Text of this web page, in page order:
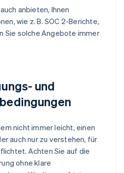
anbieten, Ihnen
wie z. B. SOC 2-Berichte,
Sie solche Angebote immer
und
nicht immer leicht, einen
auch nur zu verstehen, für
Achten Sie auf die
ohne klare